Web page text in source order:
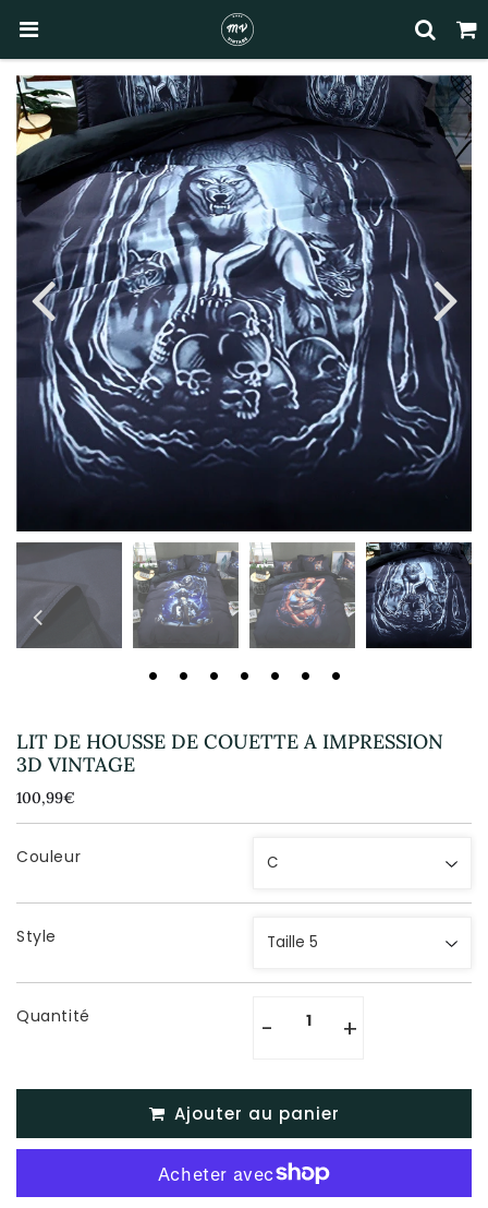
LIT DE HOUSSE DE COUETTE A IMPRESSION
3D VINTAGE
100,99€
Unit
price
Couleur
Style
Quantité - +
Ajouter au panier